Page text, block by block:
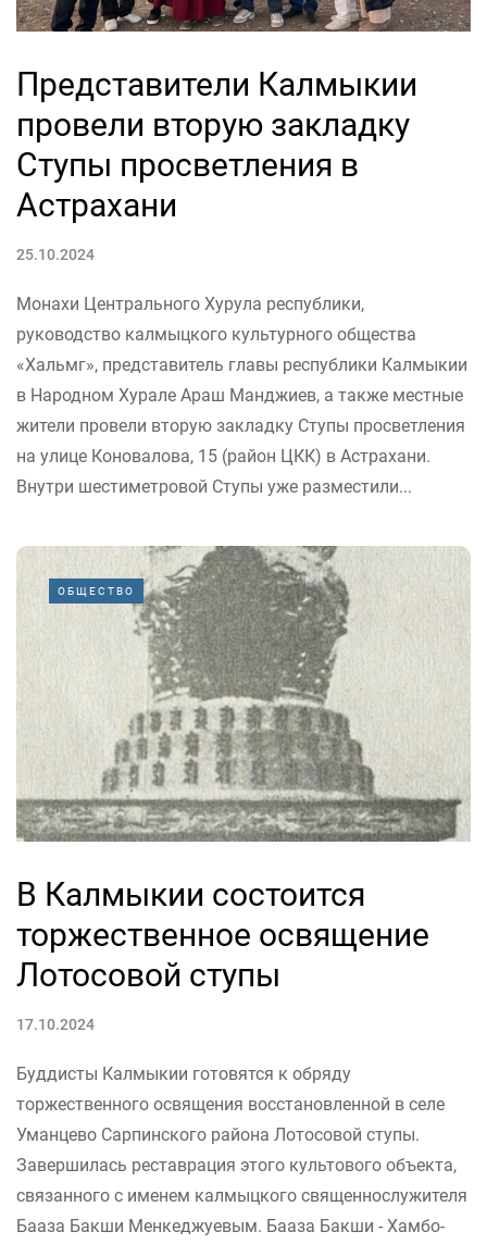
Представители Калмыкии
провели вторую закладку
Ступы просветления в
Астрахани
25.10.2024
Монахи Центрального Хурула республики,
руководство калмыцкого культурного общества
«Хальмг», представитель главы республики Калмыкии
в Народном Хурале Араш Манджиев, а также местные
жители провели вторую закладку Ступы просветления
на улице Коновалова, 15 (район ЦКК) в Астрахани.
Внутри шестиметровой Ступы уже разместили...
ОБЩЕСТВО
В Калмыкии состоится
торжественное освящение
Лотосовой ступы
17.10.2024
Буддисты Калмыкии готовятся к обряду
торжественного освящения восстановленной в селе
Уманцево Сарпинского района Лотосовой ступы.
Завершилась реставрация этого культового объекта,
связанного с именем калмыцкого священнослужителя
Бааза Бакши Менкеджуевым. Бааза Бакши - Хамбо-